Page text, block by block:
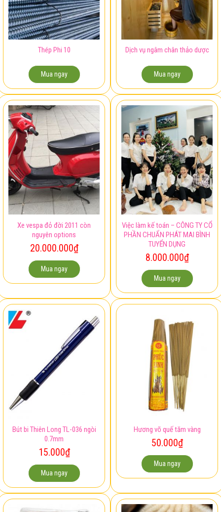
Thép Phi 10
Mua ngay
Dịch vụ ngâm chân thảo dược
Mua ngay
Xe vespa đỏ đời 2011 còn
nguyên options
20.000.000₫
Mua ngay
Việc làm kế toán – CÔNG TY CỔ
PHẦN CHUẨN PHÁT MAI BÌNH
TUYỂN DỤNG
8.000.000₫
Mua ngay
Bút bi Thiên Long TL-036 ngòi
0.7mm
15.000₫
Mua ngay
Hương võ quế tăm vàng
50.000₫
Mua ngay